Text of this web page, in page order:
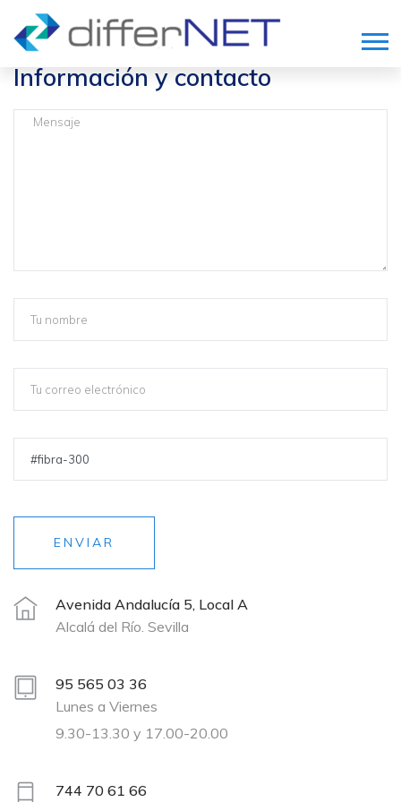
Información y contacto
ENVIAR
Avenida Andalucía 5, Local A
Alcalá del Río. Sevilla
95 565 03 36
Lunes a Viernes
9.30-13.30 y 17.00-20.00
744 70 61 66